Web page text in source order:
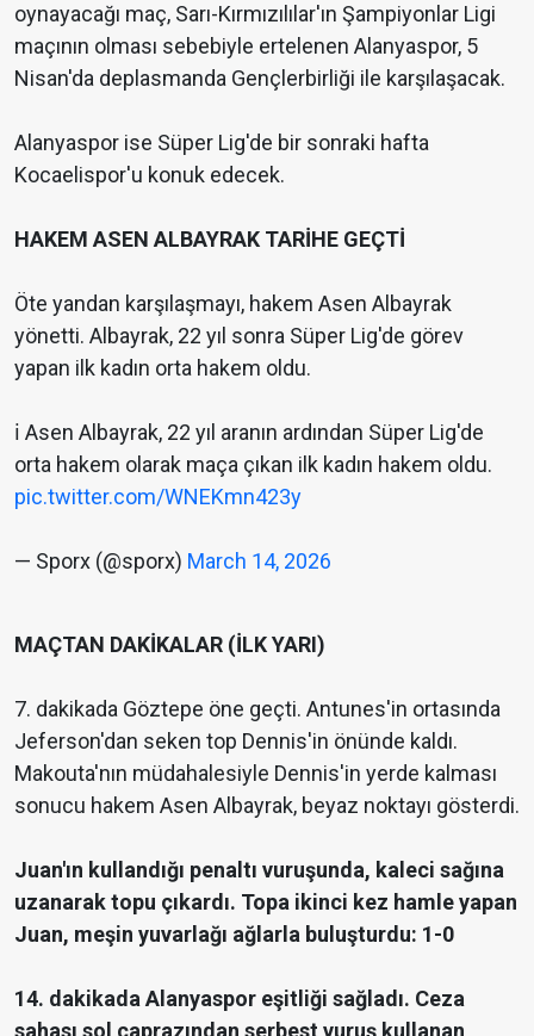
oynayacağı maç, Sarı-Kırmızılılar'ın Şampiyonlar Ligi
maçının olması sebebiyle ertelenen Alanyaspor, 5
Nisan'da deplasmanda Gençlerbirliği ile karşılaşacak.
Alanyaspor ise Süper Lig'de bir sonraki hafta
Kocaelispor'u konuk edecek.
HAKEM ASEN ALBAYRAK TARİHE GEÇTİ
Öte yandan karşılaşmayı, hakem Asen Albayrak
yönetti. Albayrak, 22 yıl sonra Süper Lig'de görev
yapan ilk kadın orta hakem oldu.
ℹ️ Asen Albayrak, 22 yıl aranın ardından Süper Lig'de
orta hakem olarak maça çıkan ilk kadın hakem oldu.
pic.twitter.com/WNEKmn423y
— Sporx (@sporx) March 14, 2026
MAÇTAN DAKİKALAR (İLK YARI)
7. dakikada Göztepe öne geçti. Antunes'in ortasında
Jeferson'dan seken top Dennis'in önünde kaldı.
Makouta'nın müdahalesiyle Dennis'in yerde kalması
sonucu hakem Asen Albayrak, beyaz noktayı gösterdi.
Juan'ın kullandığı penaltı vuruşunda, kaleci sağına
uzanarak topu çıkardı. Topa ikinci kez hamle yapan
Juan, meşin yuvarlağı ağlarla buluşturdu: 1-0
14. dakikada Alanyaspor eşitliği sağladı. Ceza
sahası sol çaprazından serbest vuruş kullanan